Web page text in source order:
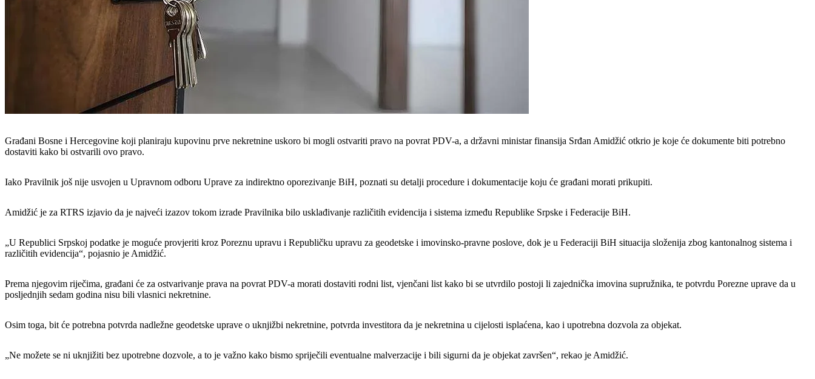
Građani Bosne i Hercegovine koji planiraju kupovinu prve nekretnine uskoro bi mogli ostvariti pravo na povrat PDV-a, a državni ministar finansija Srđan Amidžić otkrio je koje će dokumente biti potrebno
dostaviti kako bi ostvarili ovo pravo.
Iako Pravilnik još nije usvojen u Upravnom odboru Uprave za indirektno oporezivanje BiH, poznati su detalji procedure i dokumentacije koju će građani morati prikupiti.
Amidžić je za RTRS izjavio da je najveći izazov tokom izrade Pravilnika bilo usklađivanje različitih evidencija i sistema između Republike Srpske i Federacije BiH.
„U Republici Srpskoj podatke je moguće provjeriti kroz Poreznu upravu i Republičku upravu za geodetske i imovinsko-pravne poslove, dok je u Federaciji BiH situacija složenija zbog kantonalnog sistema i
različitih evidencija“, pojasnio je Amidžić.
Prema njegovim riječima, građani će za ostvarivanje prava na povrat PDV-a morati dostaviti rodni list, vjenčani list kako bi se utvrdilo postoji li zajednička imovina supružnika, te potvrdu Porezne uprave da u
posljednjih sedam godina nisu bili vlasnici nekretnine.
Osim toga, bit će potrebna potvrda nadležne geodetske uprave o uknjižbi nekretnine, potvrda investitora da je nekretnina u cijelosti isplaćena, kao i upotrebna dozvola za objekat.
„Ne možete se ni uknjižiti bez upotrebne dozvole, a to je važno kako bismo spriječili eventualne malverzacije i bili sigurni da je objekat završen“, rekao je Amidžić.